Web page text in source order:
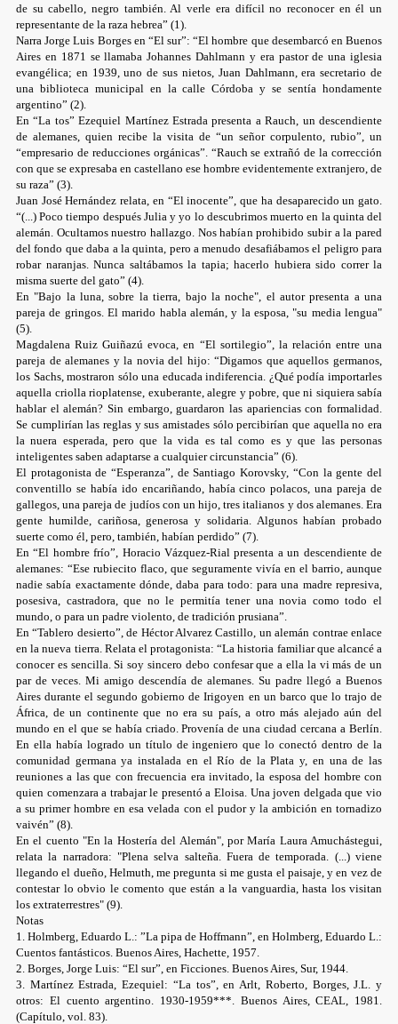
de su cabello, negro también. Al verle era difícil no reconocer en él un
representante de la raza hebrea” (1).
Narra Jorge Luis Borges en “El sur”: “El hombre que desembarcó en Buenos
Aires en 1871 se llamaba Johannes Dahlmann y era pastor de una iglesia
evangélica; en 1939, uno de sus nietos, Juan Dahlmann, era secretario de
una biblioteca municipal en la calle Córdoba y se sentía hondamente
argentino” (2).
En “La tos” Ezequiel Martínez Estrada presenta a Rauch, un descendiente
de alemanes, quien recibe la visita de “un señor corpulento, rubio”, un
“empresario de reducciones orgánicas”. “Rauch se extrañó de la corrección
con que se expresaba en castellano ese hombre evidentemente extranjero, de
su raza” (3).
Juan José Hernández relata, en “El inocente”, que ha desaparecido un gato.
“(...) Poco tiempo después Julia y yo lo descubrimos muerto en la quinta del
alemán. Ocultamos nuestro hallazgo. Nos habían prohibido subir a la pared
del fondo que daba a la quinta, pero a menudo desafiábamos el peligro para
robar naranjas. Nunca saltábamos la tapia; hacerlo hubiera sido correr la
misma suerte del gato” (4).
En "Bajo la luna, sobre la tierra, bajo la noche", el autor presenta a una
pareja de gringos. El marido habla alemán, y la esposa, "su media lengua"
(5).
Magdalena Ruiz Guiñazú evoca, en “El sortilegio”, la relación entre una
pareja de alemanes y la novia del hijo: “Digamos que aquellos germanos,
los Sachs, mostraron sólo una educada indiferencia. ¿Qué podía importarles
aquella criolla rioplatense, exuberante, alegre y pobre, que ni siquiera sabía
hablar el alemán? Sin embargo, guardaron las apariencias con formalidad.
Se cumplirían las reglas y sus amistades sólo percibirían que aquella no era
la nuera esperada, pero que la vida es tal como es y que las personas
inteligentes saben adaptarse a cualquier circunstancia” (6).
El protagonista de “Esperanza”, de Santiago Korovsky, “Con la gente del
conventillo se había ido encariñando, había cinco polacos, una pareja de
gallegos, una pareja de judíos con un hijo, tres italianos y dos alemanes. Era
gente humilde, cariñosa, generosa y solidaria. Algunos habían probado
suerte como él, pero, también, habían perdido” (7).
En “El hombre frío”, Horacio Vázquez-Rial presenta a un descendiente de
alemanes: “Ese rubiecito flaco, que seguramente vivía en el barrio, aunque
nadie sabía exactamente dónde, daba para todo: para una madre represiva,
posesiva, castradora, que no le permitía tener una novia como todo el
mundo, o para un padre violento, de tradición prusiana”.
En “Tablero desierto”, de Héctor Alvarez Castillo, un alemán contrae enlace
en la nueva tierra. Relata el protagonista: “La historia familiar que alcancé a
conocer es sencilla. Si soy sincero debo confesar que a ella la vi más de un
par de veces. Mi amigo descendía de alemanes. Su padre llegó a Buenos
Aires durante el segundo gobierno de Irigoyen en un barco que lo trajo de
África, de un continente que no era su país, a otro más alejado aún del
mundo en el que se había criado. Provenía de una ciudad cercana a Berlín.
En ella había logrado un título de ingeniero que lo conectó dentro de la
comunidad germana ya instalada en el Río de la Plata y, en una de las
reuniones a las que con frecuencia era invitado, la esposa del hombre con
quien comenzara a trabajar le presentó a Eloisa. Una joven delgada que vio
a su primer hombre en esa velada con el pudor y la ambición en tornadizo
vaivén” (8).
En el cuento "En la Hostería del Alemán", por María Laura Amuchástegui,
relata la narradora: "Plena selva salteña. Fuera de temporada. (...) viene
llegando el dueño, Helmuth, me pregunta si me gusta el paisaje, y en vez de
contestar lo obvio le comento que están a la vanguardia, hasta los visitan
los extraterrestres" (9).
Notas
1. Holmberg, Eduardo L.: ”La pipa de Hoffmann”, en Holmberg, Eduardo L.:
Cuentos fantásticos. Buenos Aires, Hachette, 1957.
2. Borges, Jorge Luis: “El sur”, en Ficciones. Buenos Aires, Sur, 1944.
3. Martínez Estrada, Ezequiel: “La tos”, en Arlt, Roberto, Borges, J.L. y
otros: El cuento argentino. 1930-1959***. Buenos Aires, CEAL, 1981.
(Capítulo, vol. 83).